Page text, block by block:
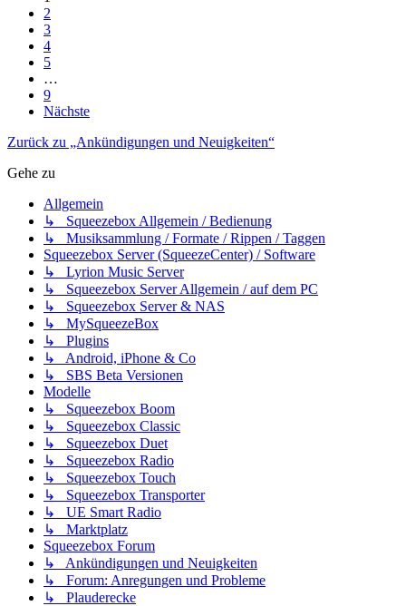
2
3
4
5
…
9
Nächste
Zurück zu „Ankündigungen und Neuigkeiten“
Gehe zu
Allgemein
↳ Squeezebox Allgemein / Bedienung
↳ Musiksammlung / Formate / Rippen / Taggen
Squeezebox Server (SqueezeCenter) / Software
↳ Lyrion Music Server
↳ Squeezebox Server Allgemein / auf dem PC
↳ Squeezebox Server & NAS
↳ MySqueezeBox
↳ Plugins
↳ Android, iPhone & Co
↳ SBS Beta Versionen
Modelle
↳ Squeezebox Boom
↳ Squeezebox Classic
↳ Squeezebox Duet
↳ Squeezebox Radio
↳ Squeezebox Touch
↳ Squeezebox Transporter
↳ UE Smart Radio
↳ Marktplatz
Squeezebox Forum
↳ Ankündigungen und Neuigkeiten
↳ Forum: Anregungen und Probleme
↳ Plauderecke